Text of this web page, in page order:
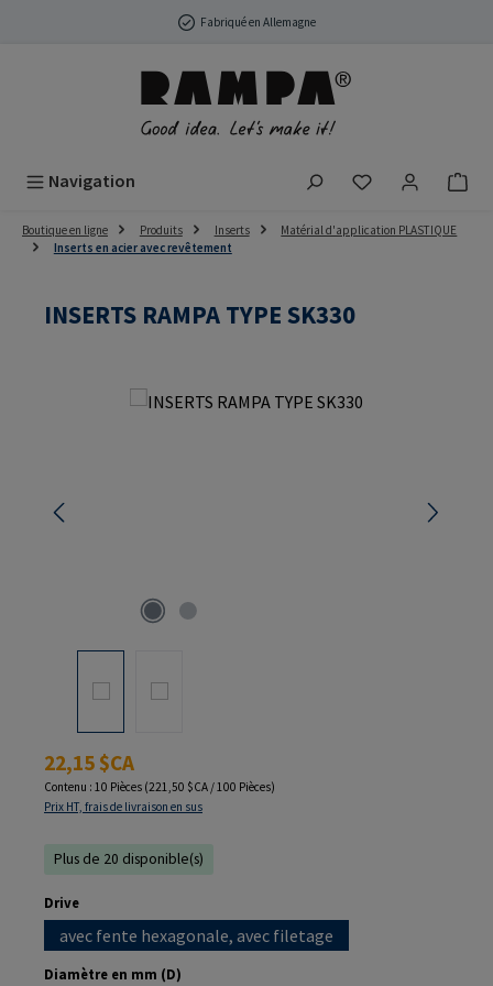
Passer au contenu principalFabriqué en Allemagne
Navigation Vous avez 0
Boutique en ligne Produits Inserts
Matérial d'application PLASTIQUE
Inserts en acier avec revêtement
INSERTS RAMPA TYPE SK330
Ignorer la galerie d'images
Prix régulier :
22,15 $CA
Contenu : 10 Pièces (221,50 $CA / 100 Pièces)
Prix HT, frais de livraison en sus
Plus de 20 disponible(s)
Sélectionnez
Drive
avec fente hexagonale, avec filetage
Sélectionnez
Diamètre en mm (D)